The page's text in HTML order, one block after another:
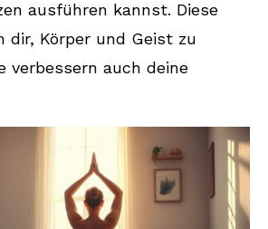
ausführen kannst. Diese
dir, Körper und Geist zu
verbessern auch deine